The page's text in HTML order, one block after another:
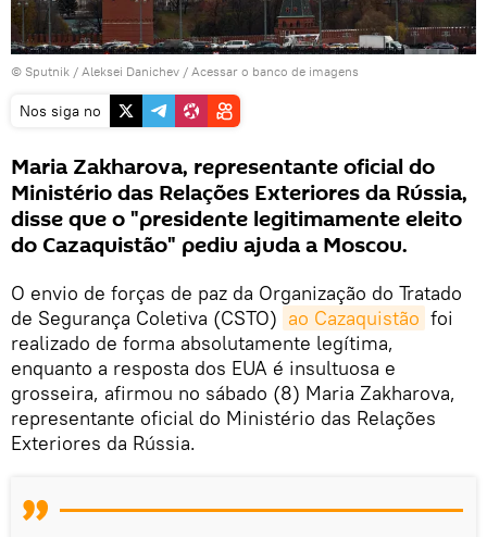
© Sputnik / Aleksei Danichev / Acessar o banco de imagens
Nos siga no
Maria Zakharova, representante oficial do
Ministério das Relações Exteriores da Rússia,
disse que o "presidente legitimamente eleito
do Cazaquistão" pediu ajuda a Moscou.
O envio de forças de paz da Organização do Tratado
de Segurança Coletiva (CSTO) ao Cazaquistão foi
realizado de forma absolutamente legítima,
enquanto a resposta dos EUA é insultuosa e
grosseira, afirmou no sábado (8) Maria Zakharova,
representante oficial do Ministério das Relações
Exteriores da Rússia.